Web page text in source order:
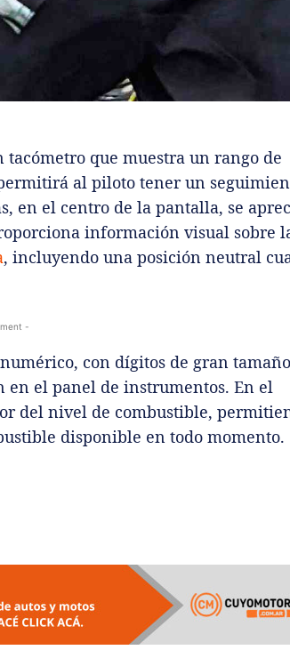
que muestra un rango de
al piloto tener un
en el centro de la pantalla, se
información visual sobre
, incluyendo una posición neutral
-
con dígitos de gran
el panel de instrumentos. En el
del nivel de combustible,
disponible en todo momento.